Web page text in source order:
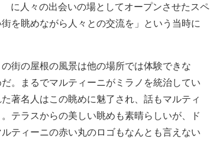
に人々の出会いの場としてオープンさせたスペ
を眺めながら人々との交流を」という当時に
街の屋根の風景は他の場所では体験できな
。まるでマルティーニがミラノを統治してい
著名人はこの眺めに魅了され、話もマルティ
テラスからの美しい眺めも素晴らしいが、ド
ティーニの赤い丸のロゴもなんとも言えない